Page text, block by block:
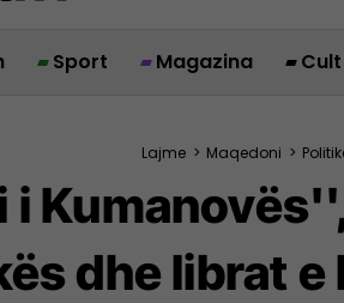
Sport Magazina Cult
Lajme > Maqedoni >
dhe librat e